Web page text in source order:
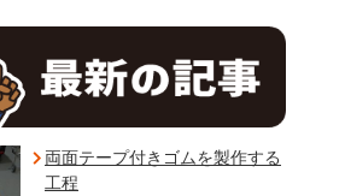
両面テープ付きゴムを製作する
工程